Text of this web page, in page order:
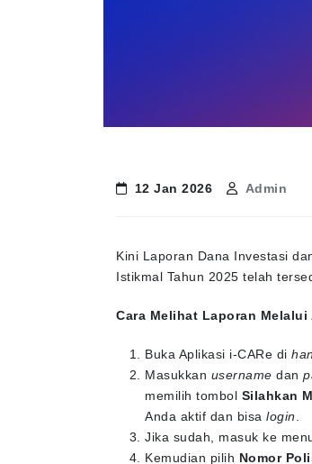
12 Jan 2026 Admin
Kini Laporan Dana Investasi
Istikmal Tahun 2025 telah
Cara Melihat Laporan Melalui
Buka Aplikasi i-CARe di
Masukkan username dan
memilih tombol Silahkan
Anda aktif dan bisa login
Jika sudah, masuk ke
Kemudian pilih Nomor